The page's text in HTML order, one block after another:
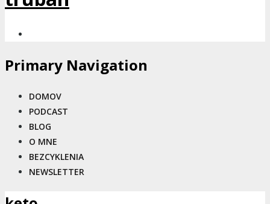
Primary Navigation
DOMOV
PODCAST
BLOG
O MNE
BEZCYKLENIA
NEWSLETTER